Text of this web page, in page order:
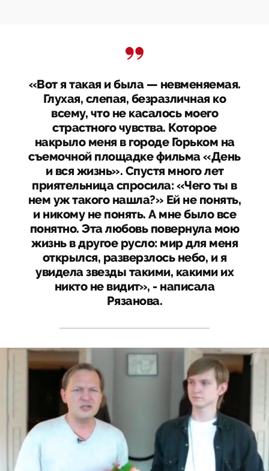
«Вот я такая и была — невменяемая.
Глухая, слепая, безразличная ко
всему, что не касалось моего
страстного чувства. Которое
накрыло меня в городе Горьком на
съемочной площадке фильма «День
и вся жизнь». Спустя много лет
приятельница спросила: «Чего ты в
нем уж такого нашла?» Ей не понять,
и никому не понять. А мне было все
понятно. Эта любовь повернула мою
жизнь в другое русло: мир для меня
открылся, разверзлось небо, и я
увидела звезды такими, какими их
никто не видит», - написала
Рязанова.